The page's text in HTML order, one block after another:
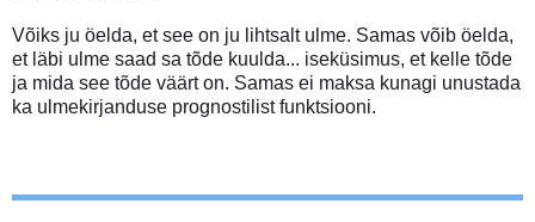
Võiks ju öelda, et see on ju lihtsalt ulme. Samas võib öelda,
et läbi ulme saad sa tõde kuulda... iseküsimus, et kelle tõde
ja mida see tõde väärt on. Samas ei maksa kunagi unustada
ka ulmekirjanduse prognostilist funktsiooni.